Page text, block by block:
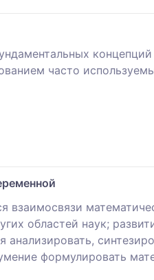
часто
областей наук;
формулировать